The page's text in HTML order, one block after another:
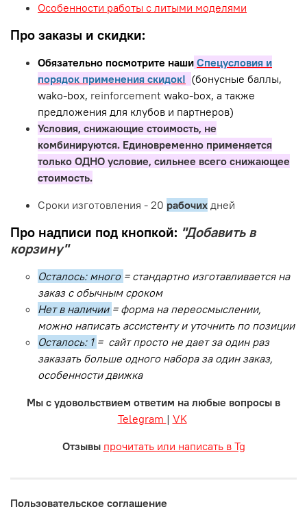
Особенности работы с литыми моделями
Про заказы и скидки:
Обязательно посмотрите наши Спецусловия и
порядок применения скидок! (бонусные баллы,
wako-box, reinforcement wako-box, а также
предложения для клубов и партнеров)
Условия, снижающие стоимость, не
комбинируются. Единовременно применяется
только ОДНО условие, сильнее всего снижающее
стоимость.
Сроки изготовления - 20 рабочих дней
Про надписи под кнопкой: "Добавить в
корзину"
Осталось: много = стандартно изготавливается на
заказ с обычным сроком
Нет в наличии = форма на переосмыслении,
можно написать ассистенту и уточнить по позиции
Осталось: 1 = сайт просто не дает за один раз
заказать больше одного набора за один заказ,
особенности движка
Мы с удовольствием ответим на любые вопросы в
Telegram | VK
Отзывы прочитать или написать в Tg
Пользовательское соглашение